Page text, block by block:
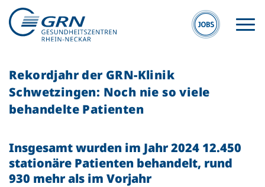
GRN
Der Verbund
Rekordjahr der GRN-Klinik
Schwetzingen: Noch nie so viele
behandelte Patienten
Insgesamt wurden im Jahr 2024 12.450
stationäre Patienten behandelt, rund
930 mehr als im Vorjahr